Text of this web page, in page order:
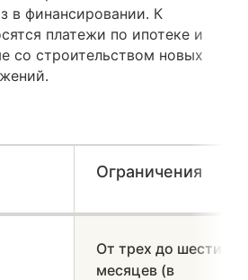
в финансировании. К
платежи по ипотеке и
со строительством новых
Ограничения
От трех до шести
месяцев (в